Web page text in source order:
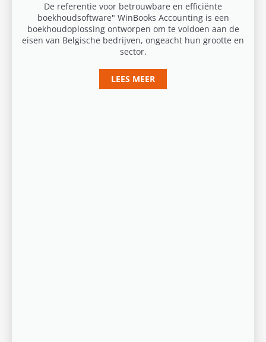
De referentie voor betrouwbare en efficiënte
boekhoudsoftware" WinBooks Accounting is een
boekhoudoplossing ontworpen om te voldoen aan de
eisen van Belgische bedrijven, ongeacht hun grootte en
sector.
LEES MEER